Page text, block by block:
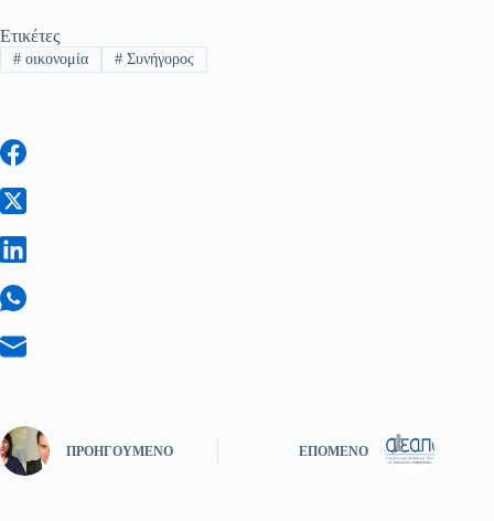
Ετικέτες
#οικονομία #Συνήγορος
ΠΡΟΗΓΟΎΜΕΝΟ ΕΠΌΜΕΝΟ